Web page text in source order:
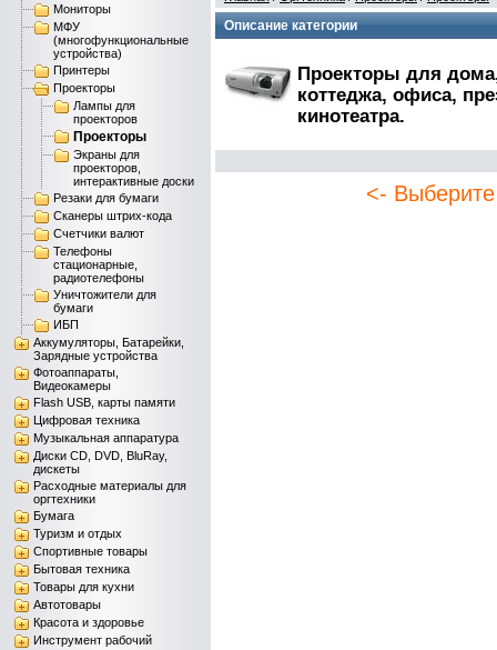
Мониторы
МФУ
(многофункциональные
устройства)
Принтеры
Проекторы
Лампы для
проекторов
Проекторы
Экраны для
проекторов,
интерактивные доски
Резаки для бумаги
Сканеры штрих-кода
Счетчики валют
Телефоны
стационарные,
радиотелефоны
Уничтожители для
бумаги
ИБП
Аккумуляторы, Батарейки,
Зарядные устройства
Фотоаппараты,
Видеокамеры
Flash USB, карты памяти
Цифровая техника
Музыкальная аппаратура
Диски CD, DVD, BluRay,
дискеты
Расходные материалы для
оргтехники
Бумага
Туризм и отдых
Спортивные товары
Бытовая техника
Товары для кухни
Автотовары
Красота и здоровье
Инструмент рабочий
Описание категории
Проекторы для
коттеджа, офиса,
кинотеатра.
<- Выберите